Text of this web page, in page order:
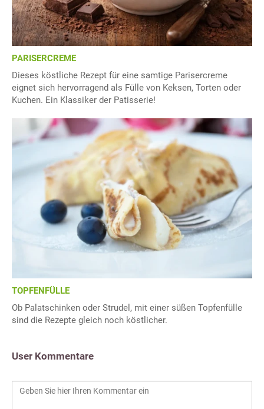
PARISERCREME
Dieses köstliche Rezept für eine samtige Parisercreme
eignet sich hervorragend als Fülle von Keksen, Torten oder
Kuchen. Ein Klassiker der Patisserie!
TOPFENFÜLLE
Ob Palatschinken oder Strudel, mit einer süßen Topfenfülle
sind die Rezepte gleich noch köstlicher.
User Kommentare